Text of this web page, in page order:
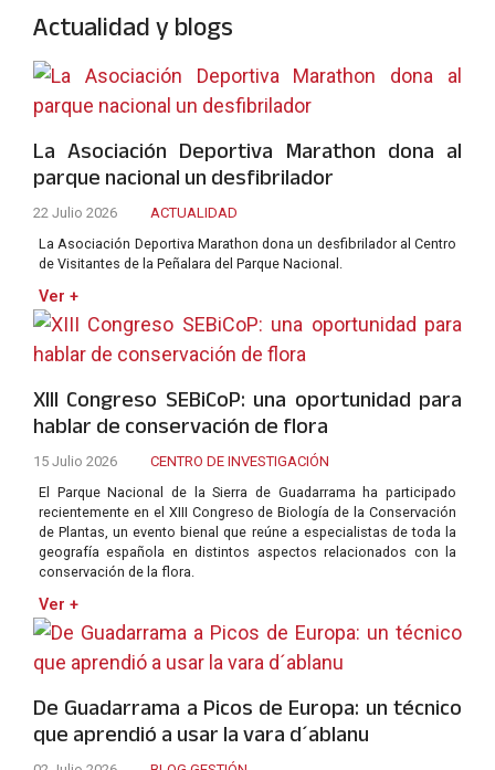
Actualidad y blogs
La Asociación Deportiva Marathon dona al
parque nacional un desfibrilador
22 Julio 2026
ACTUALIDAD
La Asociación Deportiva Marathon dona un desfibrilador al Centro
de Visitantes de la Peñalara del Parque Nacional.
Ver +
XIII Congreso SEBiCoP: una oportunidad para
hablar de conservación de flora
15 Julio 2026
CENTRO DE INVESTIGACIÓN
El Parque Nacional de la Sierra de Guadarrama ha participado
recientemente en el XIII Congreso de Biología de la Conservación
de Plantas, un evento bienal que reúne a especialistas de toda la
geografía española en distintos aspectos relacionados con la
conservación de la flora.
Ver +
De Guadarrama a Picos de Europa: un técnico
que aprendió a usar la vara d´ablanu